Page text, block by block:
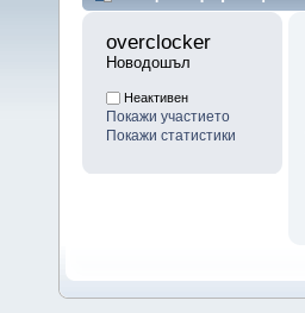
overclocker
Новодошъл
Неактивен
Покажи участието
Покажи статистики